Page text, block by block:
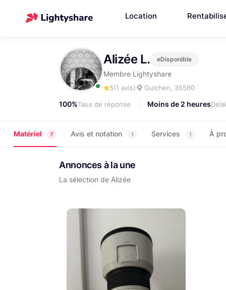
Location
Alizée L. Disponible
Membre Lightyshare
5(1 avis) Guichen, 35580
100%Taux de réponse Moins de 2 heures
Matériel 7 Avis et notation 1 Services 1 À
Annonces à la une
La sélection de Alizée